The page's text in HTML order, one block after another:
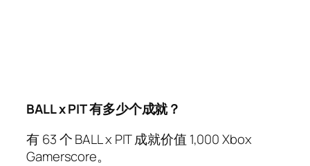
BALL x PIT 有多少个成就？
有 63 个 BALL x PIT 成就价值 1,000 Xbox
Gamerscore。